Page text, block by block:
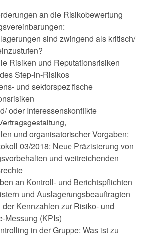
an die Risikobewertung
sind zwingend als kritisch/
Risiken und Reputationsrisiken
Step-in-Risikos
und sektorspezifische
oder Interessenskonflikte
und organisatorischer Vorgaben:
03/2018: Neue Präzisierung von
und weitreichenden
an Kontroll- und Berichtspflichten
und Auslagerungsbeauftragten
der Kennzahlen zur Risiko- und
Messung (KPIs)
in der Gruppe: Was ist zu